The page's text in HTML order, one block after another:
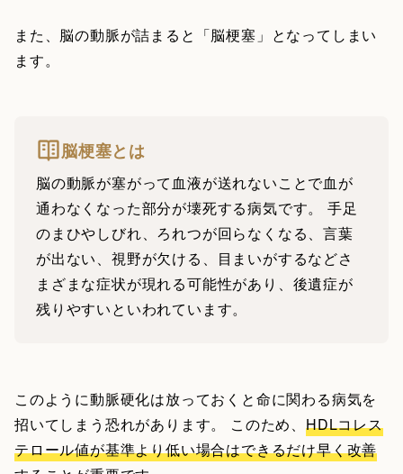
また、脳の動脈が詰まると「脳梗塞」となってしまい
ます。
脳梗塞とは
脳の動脈が塞がって血液が送れないことで血が
通わなくなった部分が壊死する病気です。 手足
のまひやしびれ、ろれつが回らなくなる、言葉
が出ない、視野が欠ける、目まいがするなどさ
まざまな症状が現れる可能性があり、後遺症が
残りやすいといわれています。
このように動脈硬化は放っておくと命に関わる病気を
招いてしまう恐れがあります。 このため、 HDLコレス
テロール値が基準より低い場合はできるだけ早く改善